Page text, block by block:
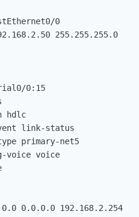
0
255.255.255.0
0:15
hdlc
link-status
primary-net5
voice voice
0.0.0.0 192.168.2.254